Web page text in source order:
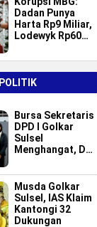
Dadan Punya
Harta Rp9 Miliar,
Lodewyk Rp60
POLITIK
Bursa Sekretaris
DPD I Golkar
Sulsel
Menghangat, Dua
Masuk Radar Tim
Formatur IAS
Musda Golkar
Sulsel, IAS Klaim
Kantongi 32
Dukungan